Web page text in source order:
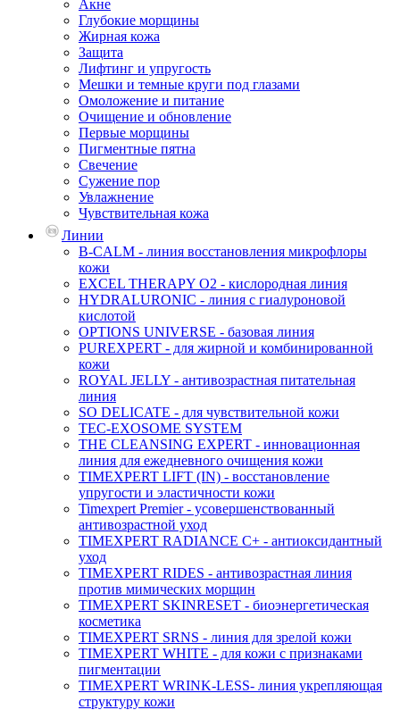
Акне
Глубокие морщины
Жирная кожа
Защита
Лифтинг и упругость
Мешки и темные круги под глазами
Омоложение и питание
Очищение и обновление
Первые морщины
Пигментные пятна
Свечение
Сужение пор
Увлажнение
Чувствительная кожа
Линии
B-CALM - линия восстановления микрофлоры
кожи
EXCEL THERAPY O2 - кислородная линия
HYDRALURONIC - линия с гиалуроновой
кислотой
OPTIONS UNIVERSE - базовая линия
PUREXPERT - для жирной и комбинированной
кожи
ROYAL JELLY - антивозрастная питательная
линия
SO DELICATE - для чувствительной кожи
TEC-EXOSOME SYSTEM
THE CLEANSING EXPERT - инновационная
линия для ежедневного очищения кожи
TIMEXPERT LIFT (IN) - восстановление
упругости и эластичности кожи
Timexpert Premier - усовершенствованный
антивозрастной уход
TIMEXPERT RADIANCE С+ - антиоксидантный
уход
TIMEXPERT RIDES - антивозрастная линия
против мимических морщин
TIMEXPERT SKINRESET - биoэнергетическая
косметика
TIMEXPERT SRNS - линия для зрелой кожи
TIMEXPERT WHITE - для кожи с признаками
пигментации
TIMEXPERT WRINK-LESS- линия укрепляющая
структуру кожи